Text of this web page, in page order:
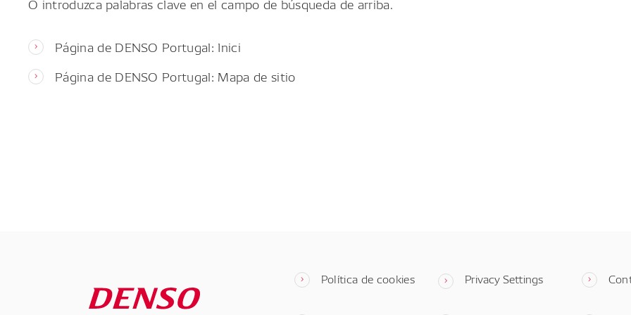
Página de DENSO Portugal: Inici
Página de DENSO Portugal: Mapa de sitio
Política de cookies Privacy Settings